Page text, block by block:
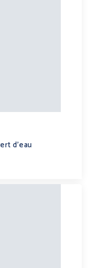
d’eau